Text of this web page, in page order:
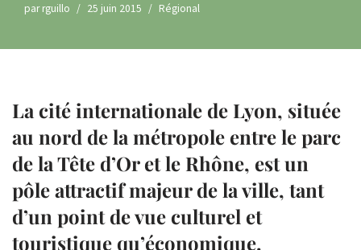
parrguillo 25 juin 2015 Régional
La cité internationale de Lyon, située
au nord de la métropole entre le parc
de la Tête d’Or et le Rhône, est un
pôle attractif majeur de la ville, tant
d’un point de vue culturel et
touristique qu’économique.